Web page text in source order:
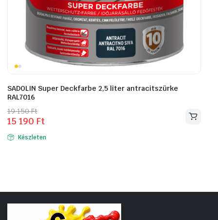
SADOLIN Super Deckfarbe 2,5 liter antracitszürke
RAL7016
19 150Ft
Original
price
was:
15 190 Ft
Current
price
is: Készleten